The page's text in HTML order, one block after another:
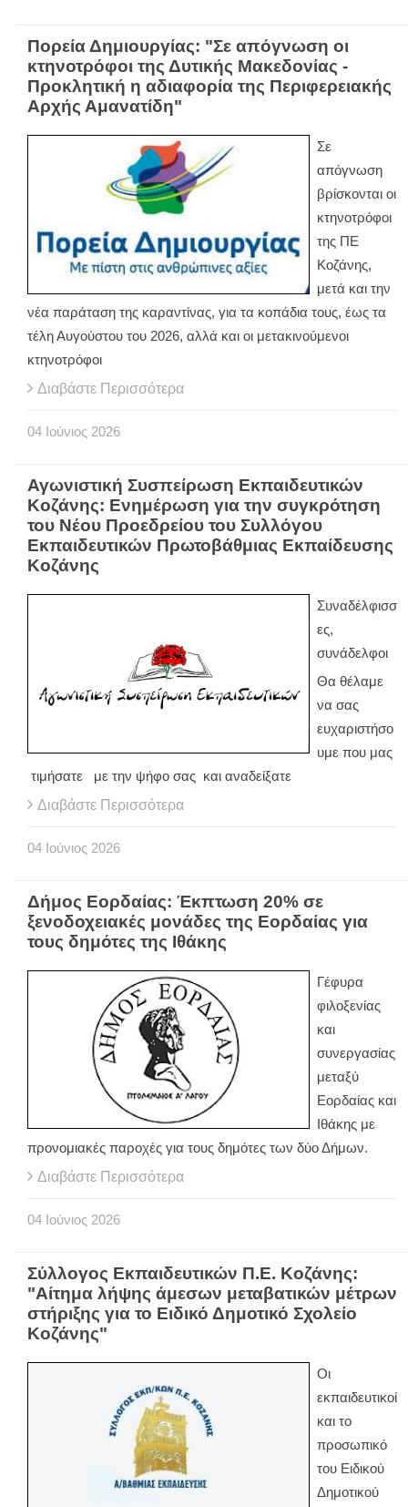
Πορεία Δημιουργίας: "Σε απόγνωση οι
κτηνοτρόφοι της Δυτικής Μακεδονίας -
Προκλητική η αδιαφορία της Περιφερειακής
Αρχής Αμανατίδη"
Σε
απόγνωση
βρίσκονται οι
κτηνοτρόφοι
της ΠΕ
Κοζάνης,
μετά και την
νέα παράταση της καραντίνας, για τα κοπάδια τους, έως τα
τέλη Αυγούστου του 2026, αλλά και οι μετακινούμενοι
κτηνοτρόφοι
Διαβάστε Περισσότερα
04 Ιούνιος 2026
Αγωνιστική Συσπείρωση Εκπαιδευτικών
Κοζάνης: Ενημέρωση για την συγκρότηση
του Νέου Προεδρείου του Συλλόγου
Εκπαιδευτικών Πρωτοβάθμιας Εκπαίδευσης
Κοζάνης
Συναδέλφισσ
ες,
συνάδελφοι
Θα θέλαμε
να σας
ευχαριστήσο
υμε που μας
τιμήσατε με την ψήφο σας και αναδείξατε
Διαβάστε Περισσότερα
04 Ιούνιος 2026
Δήμος Εορδαίας: Έκπτωση 20% σε
ξενοδοχειακές μονάδες της Εορδαίας για
τους δημότες της Ιθάκης
Γέφυρα
φιλοξενίας
και
συνεργασίας
μεταξύ
Εορδαίας και
Ιθάκης με
προνομιακές παροχές για τους δημότες των δύο Δήμων.
Διαβάστε Περισσότερα
04 Ιούνιος 2026
Σύλλογος Εκπαιδευτικών Π.Ε. Κοζάνης:
"Αίτημα λήψης άμεσων μεταβατικών μέτρων
στήριξης για το Ειδικό Δημοτικό Σχολείο
Κοζάνης"
Οι
εκπαιδευτικοί
και το
προσωπικό
του Ειδικού
Δημοτικού